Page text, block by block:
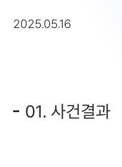
2025.05.16
01. 사건결과